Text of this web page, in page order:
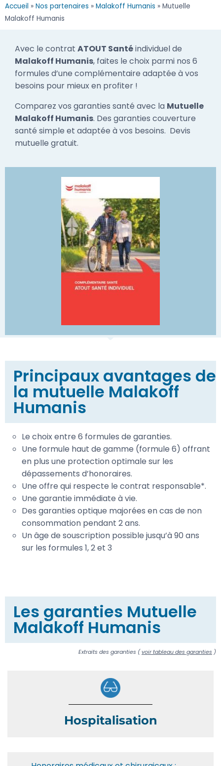
Accueil » Nos partenaires » Malakoff Humanis » Mutuelle
Malakoff Humanis
Avec le contrat ATOUT Santéindividuel de
Malakoff Humanis, faites le choix parmi nos 6
formules d’une complémentaire adaptée à vos
besoins pour mieux en profiter !
Comparez vos garanties santé avec la Mutuelle
Malakoff Humanis. Des garanties couverture
santé simple et adaptée à vos besoins. Devis
mutuelle gratuit.
Principaux avantages de
la mutuelle Malakoff
Humanis
Le choix entre 6 formules de garanties.
Une formule haut de gamme (formule 6) offrant
en plus une protection optimale sur les
dépassements d’honoraires.
Une offre qui respecte le contrat responsable*.
Une garantie immédiate à vie.
Des garanties optique majorées en cas de non
consommation pendant 2 ans.
Un âge de souscription possible jusqu’à 90 ans
sur les formules 1, 2 et 3
Les garanties Mutuelle
Malakoff Humanis
Extraits des garanties (voir tableau des garanties )
Hospitalisation